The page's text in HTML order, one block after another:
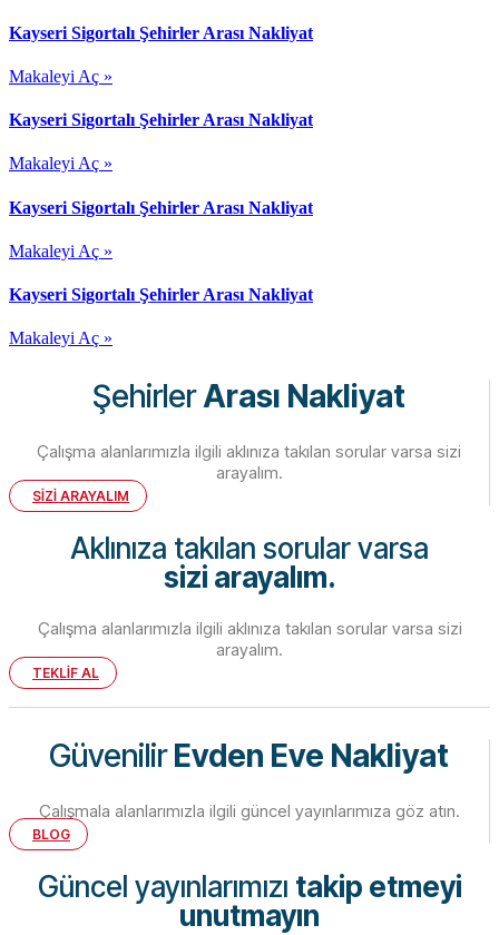
Kayseri Sigortalı Şehirler Arası Nakliyat
Makaleyi Aç »
Kayseri Sigortalı Şehirler Arası Nakliyat
Makaleyi Aç »
Kayseri Sigortalı Şehirler Arası Nakliyat
Makaleyi Aç »
Kayseri Sigortalı Şehirler Arası Nakliyat
Makaleyi Aç »
ŞehirlerArası Nakliyat
Çalışma alanlarımızla ilgili aklınıza takılan sorular varsa sizi
arayalım.
SİZİ ARAYALIM
Aklınıza takılan sorular varsa
sizi arayalım.
Çalışma alanlarımızla ilgili aklınıza takılan sorular varsa sizi
arayalım.
TEKLİF AL
GüvenilirEvden Eve Nakliyat
Çalışmala alanlarımızla ilgili güncel yayınlarımıza göz atın.
BLOG
Güncel yayınlarımızı takip etmeyi
unutmayın